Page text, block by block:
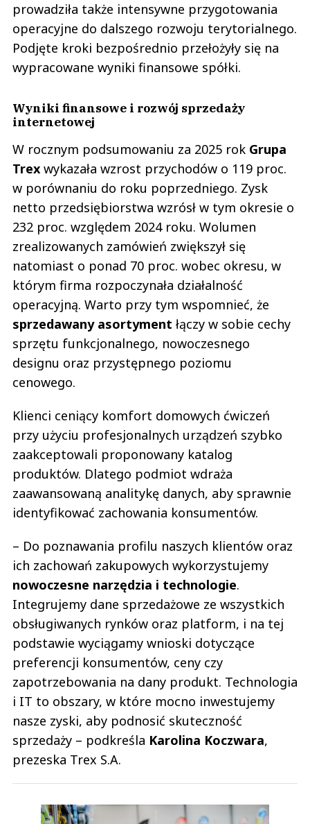
prowadziła także intensywne przygotowania
operacyjne do dalszego rozwoju terytorialnego.
Podjęte kroki bezpośrednio przełożyły się na
wypracowane wyniki finansowe spółki.
Wyniki finansowe i rozwój sprzedaży
internetowej
W rocznym podsumowaniu za 2025 rok Grupa
Trex wykazała wzrost przychodów o 119 proc.
w porównaniu do roku poprzedniego. Zysk
netto przedsiębiorstwa wzrósł w tym okresie o
232 proc. względem 2024 roku. Wolumen
zrealizowanych zamówień zwiększył się
natomiast o ponad 70 proc. wobec okresu, w
którym firma rozpoczynała działalność
operacyjną. Warto przy tym wspomnieć, że
sprzedawany asortyment łączy w sobie cechy
sprzętu funkcjonalnego, nowoczesnego
designu oraz przystępnego poziomu
cenowego.
Klienci ceniący komfort domowych ćwiczeń
przy użyciu profesjonalnych urządzeń szybko
zaakceptowali proponowany katalog
produktów. Dlatego podmiot wdraża
zaawansowaną analitykę danych, aby sprawnie
identyfikować zachowania konsumentów.
– Do poznawania profilu naszych klientów oraz
ich zachowań zakupowych wykorzystujemy
nowoczesne narzędzia i technologie.
Integrujemy dane sprzedażowe ze wszystkich
obsługiwanych rynków oraz platform, i na tej
podstawie wyciągamy wnioski dotyczące
preferencji konsumentów, ceny czy
zapotrzebowania na dany produkt. Technologia
i IT to obszary, w które mocno inwestujemy
nasze zyski, aby podnosić skuteczność
sprzedaży – podkreśla Karolina Koczwara,
prezeska Trex S.A.